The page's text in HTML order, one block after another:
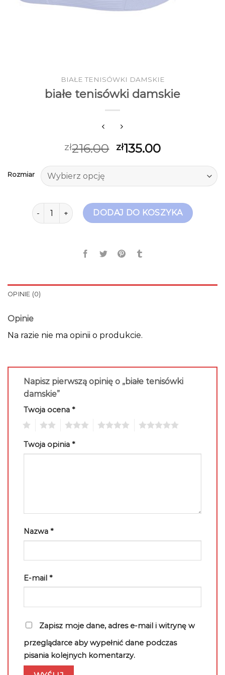
BIAŁE TENISÓWKI DAMSKIE
białe tenisówki damskie
zł216.00 zł135.00
Rozmiar
ilość białe tenisówki damskieDODAJ DO KOSZYKA
OPINIE (0)
Opinie
Na razie nie ma opinii o produkcie.
Napisz pierwszą opinię o „białe tenisówki
damskie”
Twoja ocena *
Twoja opinia *
Nazwa *
E-mail *
Zapisz moje dane, adres e-mail i witrynę w
przeglądarce aby wypełnić dane podczas
pisania kolejnych komentarzy.